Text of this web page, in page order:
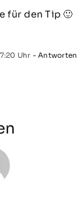
für den Tip 🙂
Uhr - Antworten